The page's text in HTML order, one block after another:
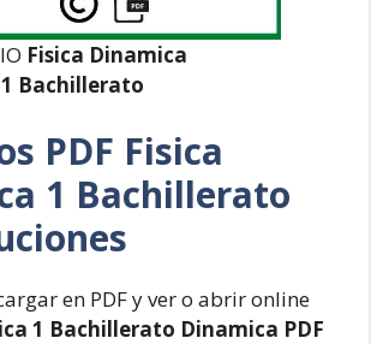
Fisica Dinamica
1 Bachillerato
PDF Fisica
1 Bachillerato
en PDF y ver o abrir online
1 Bachillerato Dinamica PDF